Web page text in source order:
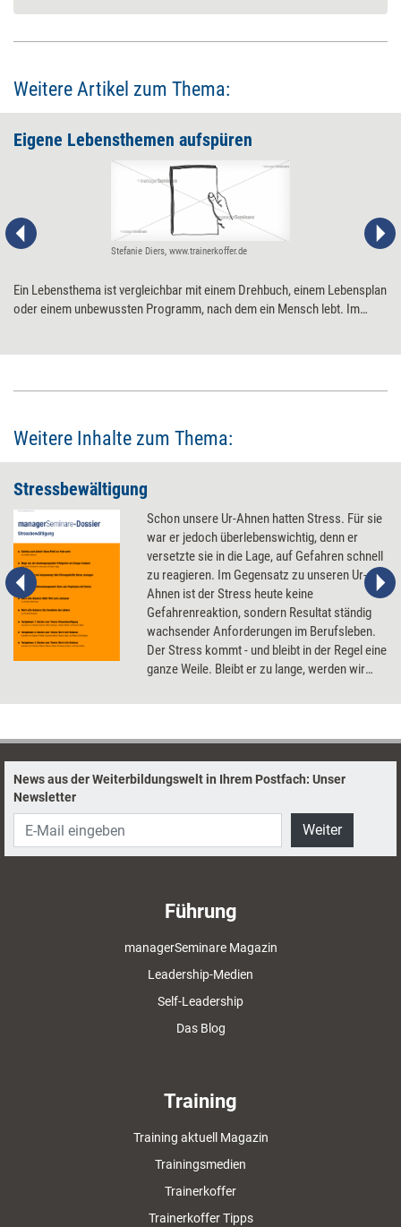
Weitere Artikel zum Thema:
Eigene Lebensthemen aufspüren
Stefanie Diers, www.trainerkoffer.de
Ein Lebensthema ist vergleichbar mit einem Drehbuch, einem Lebensplan
oder einem unbewussten Programm, nach dem ein Mensch lebt. Im
Weitere Inhalte zum Thema:
Stressbewältigung
Schon unsere Ur-Ahnen hatten Stress. Für sie
war er jedoch überlebenswichtig, denn er
versetzte sie in die Lage, auf Gefahren schnell
zu reagieren. Im Gegensatz zu unseren Ur-
Ahnen ist der Stress heute keine
Gefahrenreaktion, sondern Resultat ständig
wachsender Anforderungen im Berufsleben.
Der Stress kommt - und bleibt in der Regel eine
ganze Weile. Bleibt er zu lange, werden wir
Thema Stressbewältigung zeigt Möglichkeiten,
kann.
News aus der Weiterbildungswelt in Ihrem Postfach: Unser
Newsletter
Weiter
Führung
managerSeminare Magazin
Leadership-Medien
Self-Leadership
Das Blog
Training
Training aktuell Magazin
Trainingsmedien
Trainerkoffer
Trainerkoffer Tipps